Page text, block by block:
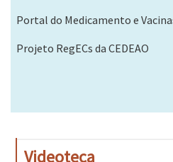
Portal do Medicamento e
Projeto RegECs da CEDEAO
Videoteca